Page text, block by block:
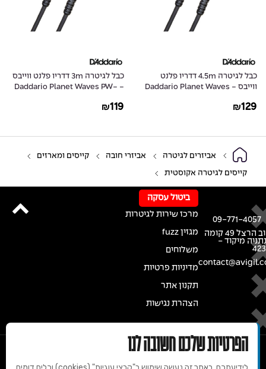
כבל לגיטרה 4.5m דדריו פלנט
ווייבס - Daddario Planet Waves
₪129
כבל לגיטרה 3m דדריו פלנט ווייבס
- Daddario Planet Waves PW-
₪119
אביזרים לגיטרה אביזרי חובה קייסים ומארזים
קייסים לגיטרה אקוסטית
רחוב הרצל 49 קומה
מיקוד -
09-771-4057
ביטול עסקה
מרכז שירות לגיטרות
מגזין fuzz
משלוחים
מדיניות פרטיות
תקנון אתר
הצהרת נגישות
הפרטיות שלכם חשובה לנו